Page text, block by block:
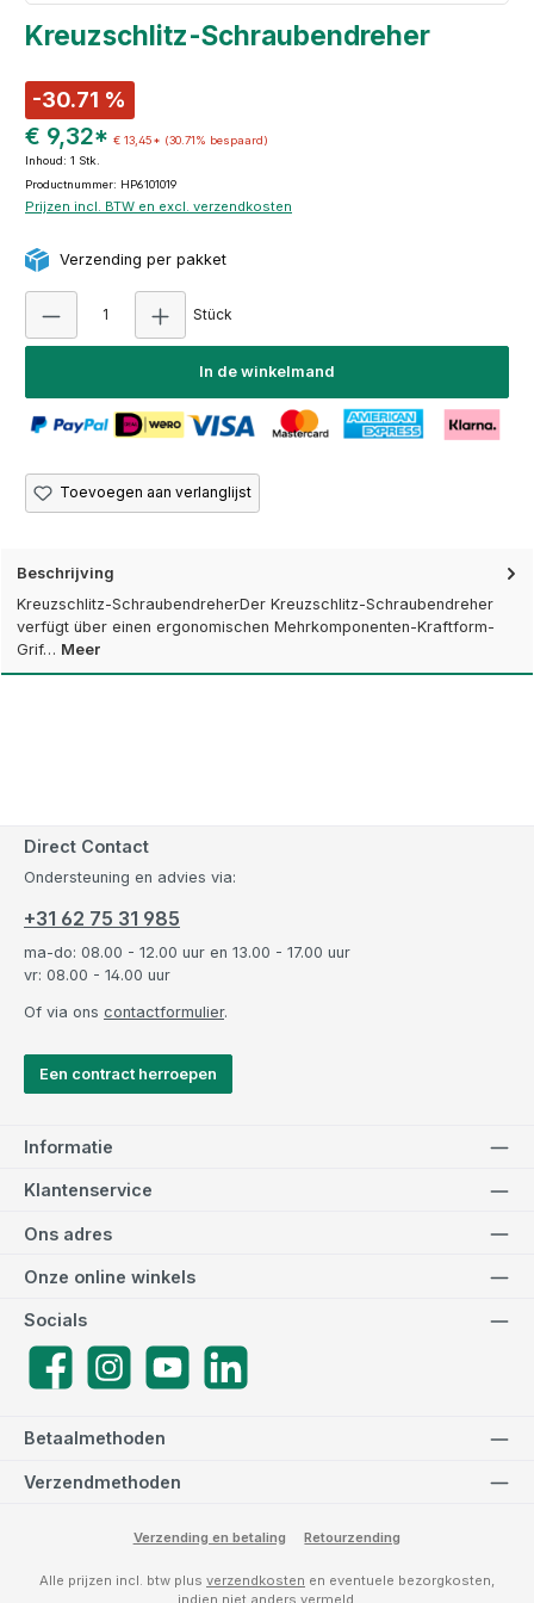
Kreuzschlitz-Schraubendreher
-30.71 %
€ 9,32* € 13,45* (30.71% bespaard)
Inhoud: 1 Stk.
Productnummer: HP6101019
Prijzen incl. BTW en excl. verzendkosten
Verzending per pakket
Stück
In de winkelmand
Toevoegen aan verlanglijst
Beschrijving
Kreuzschlitz-SchraubendreherDer Kreuzschlitz-Schraubendreher
verfügt über einen ergonomischen Mehrkomponenten-Kraftform-
Grif… Meer
Direct Contact
Ondersteuning en advies via:
+31 62 75 31 985
ma-do: 08.00 - 12.00 uur en 13.00 - 17.00 uur
vr: 08.00 - 14.00 uur
Of via ons contactformulier.
Een contract herroepen
Informatie
Klantenservice
Betaalmethoden
Verzendmethoden
Ons adres
Socials
FacebookInstagramYouTube
Onze online winkels
Verzending en betaling Retourzending
Alle prijzen incl. btw plus verzendkosten en eventuele bezorgkosten,
indien niet anders vermeld.